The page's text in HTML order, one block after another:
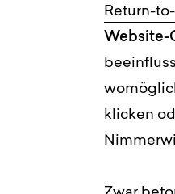
Return-
Website-
klicken